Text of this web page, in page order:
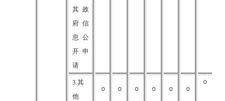
其政
府信
息公
开申
请
3.其
他
0 0 0 0 0 0
0